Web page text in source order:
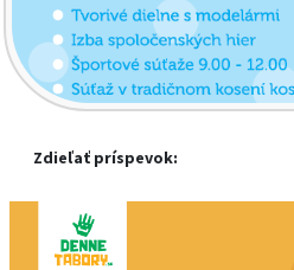
Zdieľať príspevok: